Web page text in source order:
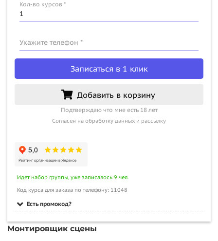
Кол-во курсов *
Укажите телефон *
Записаться в 1 клик
Добавить в корзину
Подтверждаю что мне есть 18 лет
Согласен на обработку данных и рассылку
Идет набор группы, уже записалось 9 чел.
Код курса для заказа по телефону: 11048
Есть промокод?
Монтировщик сцены